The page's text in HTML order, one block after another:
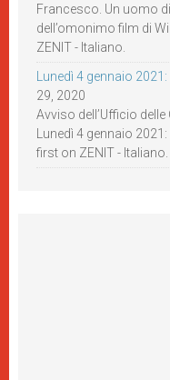
Francesco. Un uomo
dell’omonimo film di
ZENIT - Italiano.
Lunedì 4 gennaio
29, 2020
Avviso dell’Ufficio
Lunedì 4 gennaio
first on ZENIT - Italiano.